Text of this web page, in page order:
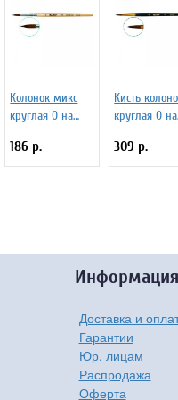
Колонок микс
круглая 0 на
покрытой лаком,
белая ЖD1-
186 р.
Кисть
круглая 0 на
матовая с
укороченной
309 р.
Информация
Доставка и
Гарантии
Юр. лицам
Распродажа
Оферта